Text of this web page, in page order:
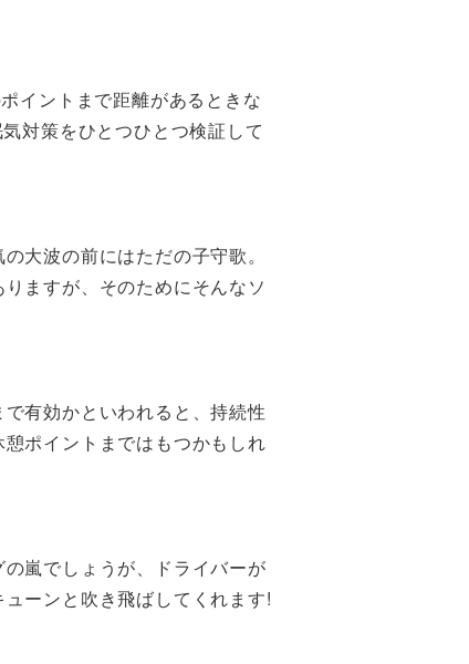
イントまで距離があるときな
対策をひとつひとつ検証して
大波の前にはただの子守歌。
ますが、そのためにそんなソ
有効かといわれると、持続性
ポイントまではもつかもしれ
嵐でしょうが、ドライバーが
ーンと吹き飛ばしてくれます!